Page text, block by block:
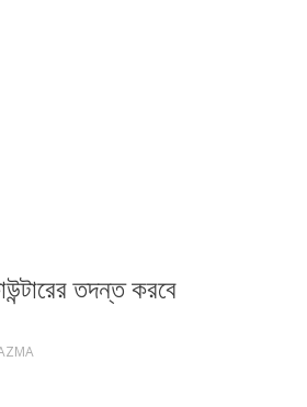
তদন্ত করবে